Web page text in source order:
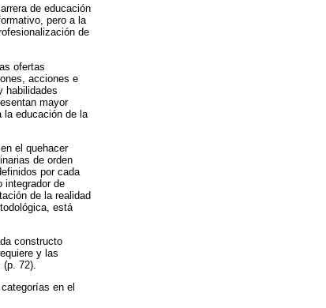
de educación
pero a la
de
ofertas
acciones e
habilidades
mayor
la educación de la
el quehacer
de orden
por cada
integrador de
de la realidad
está
constructo
y las
(p. 72).
en el